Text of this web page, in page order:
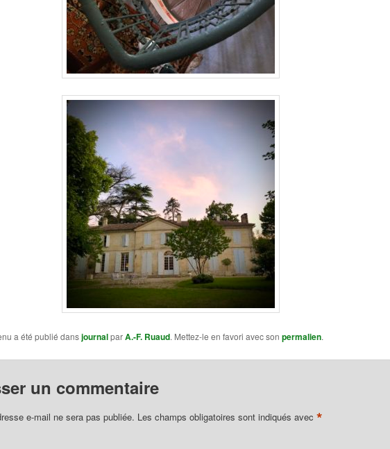
a été publié dansjournalparA.-F. Ruaud. Mettez-le en favori avec son permalien.
un commentaire
e-mail ne sera pas publiée. Les champs obligatoires sont indiqués avec *